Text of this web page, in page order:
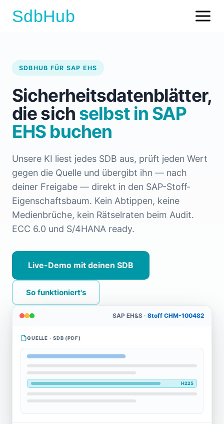
SdbHub
SDBHUB FÜR SAP EHS
Sicherheitsdatenblätter,
die sich selbst in SAP
EHS buchen
Unsere KI liest jedes SDB aus, prüft jeden Wert
gegen die Quelle und übergibt ihn — nach
deiner Freigabe — direkt in den SAP-Stoff-
Eigenschaftsbaum. Kein Abtippen, keine
Medienbrüche, kein Rätselraten beim Audit.
ECC 6.0 und S/4HANA ready.
Live-Demo mit deinen SDB
So funktioniert's
SAP EH&S · Stoff CHM-100482
QUELLE · SDB (PDF)